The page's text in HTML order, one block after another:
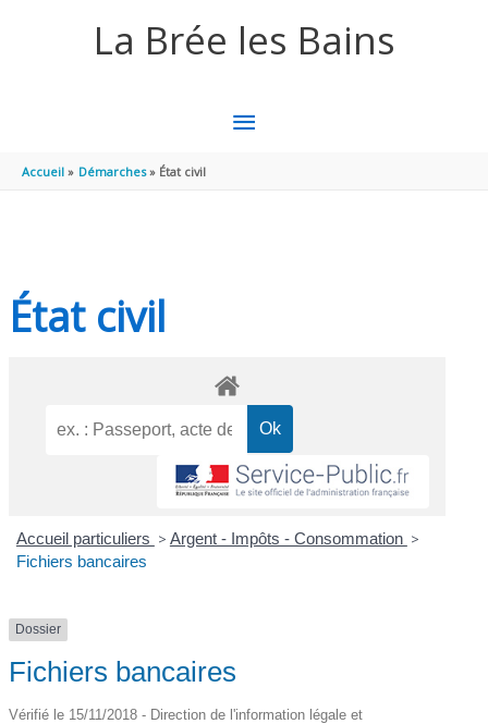
La Brée les Bains
MENU
Accueil Démarches État civil
État civil
Accueil particuliers > Argent - Impôts - Consommation >
Fichiers bancaires
Dossier
Fichiers bancaires
Vérifié le 15/11/2018 - Direction de l'information légale et